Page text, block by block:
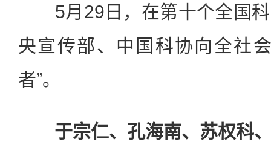
5月29日，在第十个全国科
央宣传部、中国科协向全社
者”。
于宗仁、孔海南、苏权科